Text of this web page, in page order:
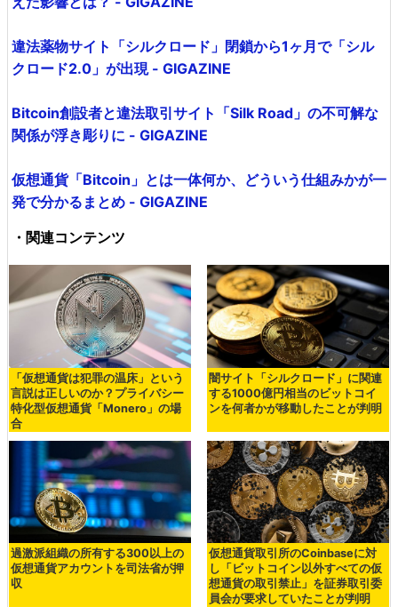
違法薬物サイト「シルクロード」閉鎖から1ヶ月で「シル
クロード2.0」が出現 - GIGAZINE
Bitcoin創設者と違法取引サイト「Silk Road」の不可解な
関係が浮き彫りに - GIGAZINE
仮想通貨「Bitcoin」とは一体何か、どういう仕組みかが一
発で分かるまとめ - GIGAZINE
・関連コンテンツ
「仮想通貨は犯罪の温床」という
言説は正しいのか？プライバシー
特化型仮想通貨「Monero」の場
合
闇サイト「シルクロード」に関連
する1000億円相当のビットコイ
ンを何者かが移動したことが判明
過激派組織の所有する300以上の
仮想通貨アカウントを司法省が押
収
仮想通貨取引所のCoinbaseに対
し「ビットコイン以外すべての仮
想通貨の取引禁止」を証券取引委
員会が要求していたことが判明